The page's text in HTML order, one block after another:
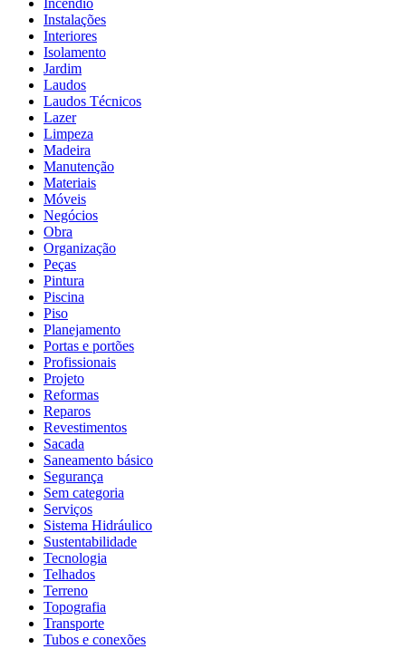
Incêndio
Instalações
Interiores
Isolamento
Jardim
Laudos
Laudos Técnicos
Lazer
Limpeza
Madeira
Manutenção
Materiais
Móveis
Negócios
Obra
Organização
Peças
Pintura
Piscina
Piso
Planejamento
Portas e portões
Profissionais
Projeto
Reformas
Reparos
Revestimentos
Sacada
Saneamento básico
Segurança
Sem categoria
Serviços
Sistema Hidráulico
Sustentabilidade
Tecnologia
Telhados
Terreno
Topografia
Transporte
Tubos e conexões